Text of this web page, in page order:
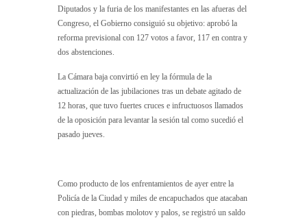
Diputados y la furia de los manifestantes en las afueras del
Congreso, el Gobierno consiguió su objetivo: aprobó la
reforma previsional con 127 votos a favor, 117 en contra y
dos abstenciones.
La Cámara baja convirtió en ley la fórmula de la
actualización de las jubilaciones tras un debate agitado de
12 horas, que tuvo fuertes cruces e infructuosos llamados
de la oposición para levantar la sesión tal como sucedió el
pasado jueves.
Como producto de los enfrentamientos de ayer entre la
Policía de la Ciudad y miles de encapuchados que atacaban
con piedras, bombas molotov y palos, se registró un saldo